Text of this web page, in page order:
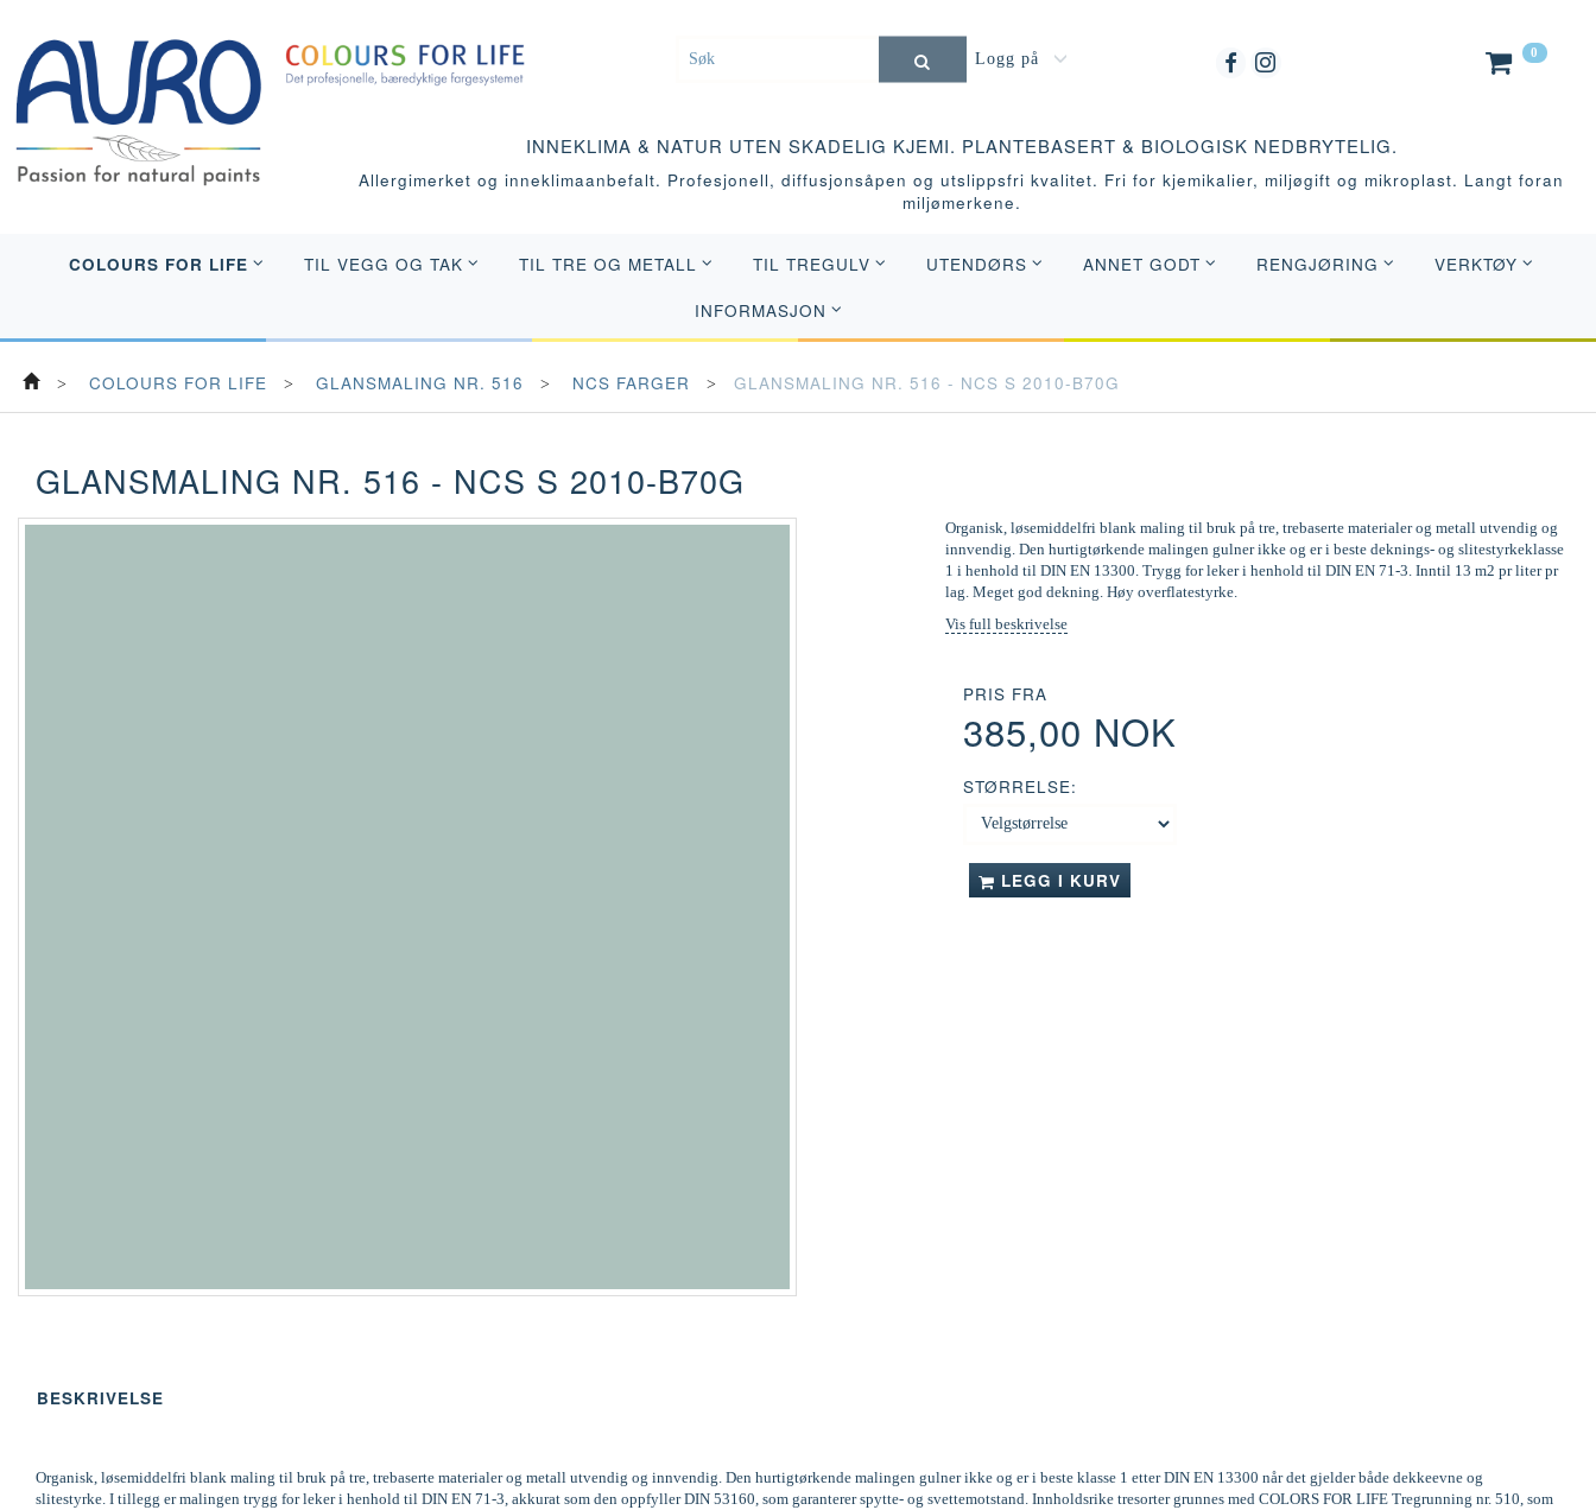
0
Logg på
INNEKLIMA & NATUR UTEN SKADELIG KJEMI. PLANTEBASERT & BIOLOGISK NEDBRYTELIG.
Allergimerket og inneklimaanbefalt. Profesjonell, diffusjonsåpen og utslippsfri kvalitet. Fri for kjemikalier, miljøgift og mikroplast. Langt foran
miljømerkene.
COLOURS FOR LIFE TIL VEGG OG TAK TIL TRE OG METALL TIL TREGULV UTENDØRS ANNET GODT RENGJØRING VERKTØY
INFORMASJON
COLOURS FOR LIFE GLANSMALING NR. 516 NCS FARGER GLANSMALING NR. 516 - NCS S 2010-B70G
GLANSMALING NR. 516 - NCS S 2010-B70G
Organisk, løsemiddelfri blank maling til bruk på tre, trebaserte materialer og metall utvendig og
innvendig. Den hurtigtørkende malingen gulner ikke og er i beste deknings- og slitestyrkeklasse
1 i henhold til DIN EN 13300. Trygg for leker i henhold til DIN EN 71-3. Inntil 13 m2 pr liter pr
lag. Meget god dekning. Høy overflatestyrke.
Vis full beskrivelse
PRIS FRA
385,00 NOK
STØRRELSE:
LEGG I KURV
BESKRIVELSE
Organisk, løsemiddelfri blank maling til bruk på tre, trebaserte materialer og metall utvendig og innvendig. Den hurtigtørkende malingen gulner ikke og er i beste klasse 1 etter DIN EN 13300 når det gjelder både dekkeevne og
slitestyrke. I tillegg er malingen trygg for leker i henhold til DIN EN 71-3, akkurat som den oppfyller DIN 53160, som garanterer spytte- og svettemotstand. Innholdsrike tresorter grunnes med COLORS FOR LIFE Tregrunning nr. 510, som